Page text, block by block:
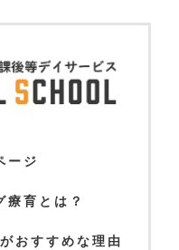
ージ
療育とは？
おすすめな理由